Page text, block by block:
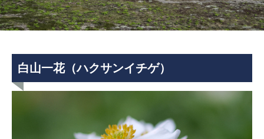
白山一花（ハクサンイチゲ）